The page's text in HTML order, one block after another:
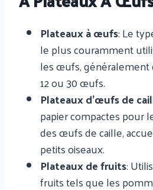
Plateaux à œufs: Le
le plus couramment
les œufs, généralement
12 ou 30 œufs.
Plateaux d'œufs de
papier compactes pour
des œufs de caille,
petits oiseaux.
Plateaux de fruits:
fruits tels que les